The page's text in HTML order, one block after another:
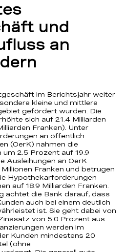
und
an
im Berichtsjahr weiter
kleine und mittlere
gefördert wurden. Die
sich auf 21.4 Milliarden
Franken). Unter
an öffentlich-
(OerK) nahmen die
um 2.5 Prozent auf 19.9
Ausleihungen an OerK
Franken und betrugen
Hypothekarforderungen
auf 18.9 Milliarden Franken.
achtet die Bank darauf, dass
auch bei einem deutlich
ist. Sie geht dabei von
von 5.0 Prozent aus.
werden im
Kunden mindestens 20
(ohne